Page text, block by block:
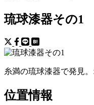
琉球漆器その1
糸満の琉球漆器で発見
位置情報